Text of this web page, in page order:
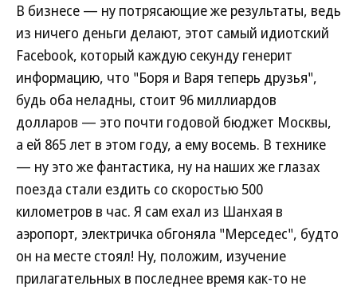
В бизнесе — ну потрясающие же результаты, ведь
из ничего деньги делают, этот самый идиотский
Facebook, который каждую секунду генерит
информацию, что "Боря и Варя теперь друзья",
будь оба неладны, стоит 96 миллиардов
долларов — это почти годовой бюджет Москвы,
а ей 865 лет в этом году, а ему восемь. В технике
— ну это же фантастика, ну на наших же глазах
поезда стали ездить со скоростью 500
километров в час. Я сам ехал из Шанхая в
аэропорт, электричка обгоняла "Мерседес", будто
он на месте стоял! Ну, положим, изучение
прилагательных в последнее время как-то не